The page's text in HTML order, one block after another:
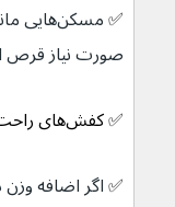
✅ مسکن‌هایی مانند
صورت نیاز قرص
✅ کفش‌های راحت و ضربه گیر با زیره نرم بپوشید.
✅ اگر اضافه